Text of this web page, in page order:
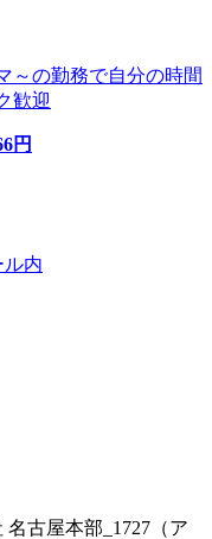
～の勤務で自分の時間
歓迎
円
ル内
古屋本部_1727（ア